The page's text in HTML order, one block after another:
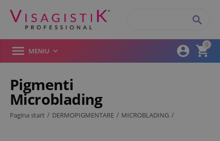
0



 MENIU 
Filtre produse
Pigmenti
Microblading
Pagina start / DERMOPIGMENTARE / MICROBLADING /